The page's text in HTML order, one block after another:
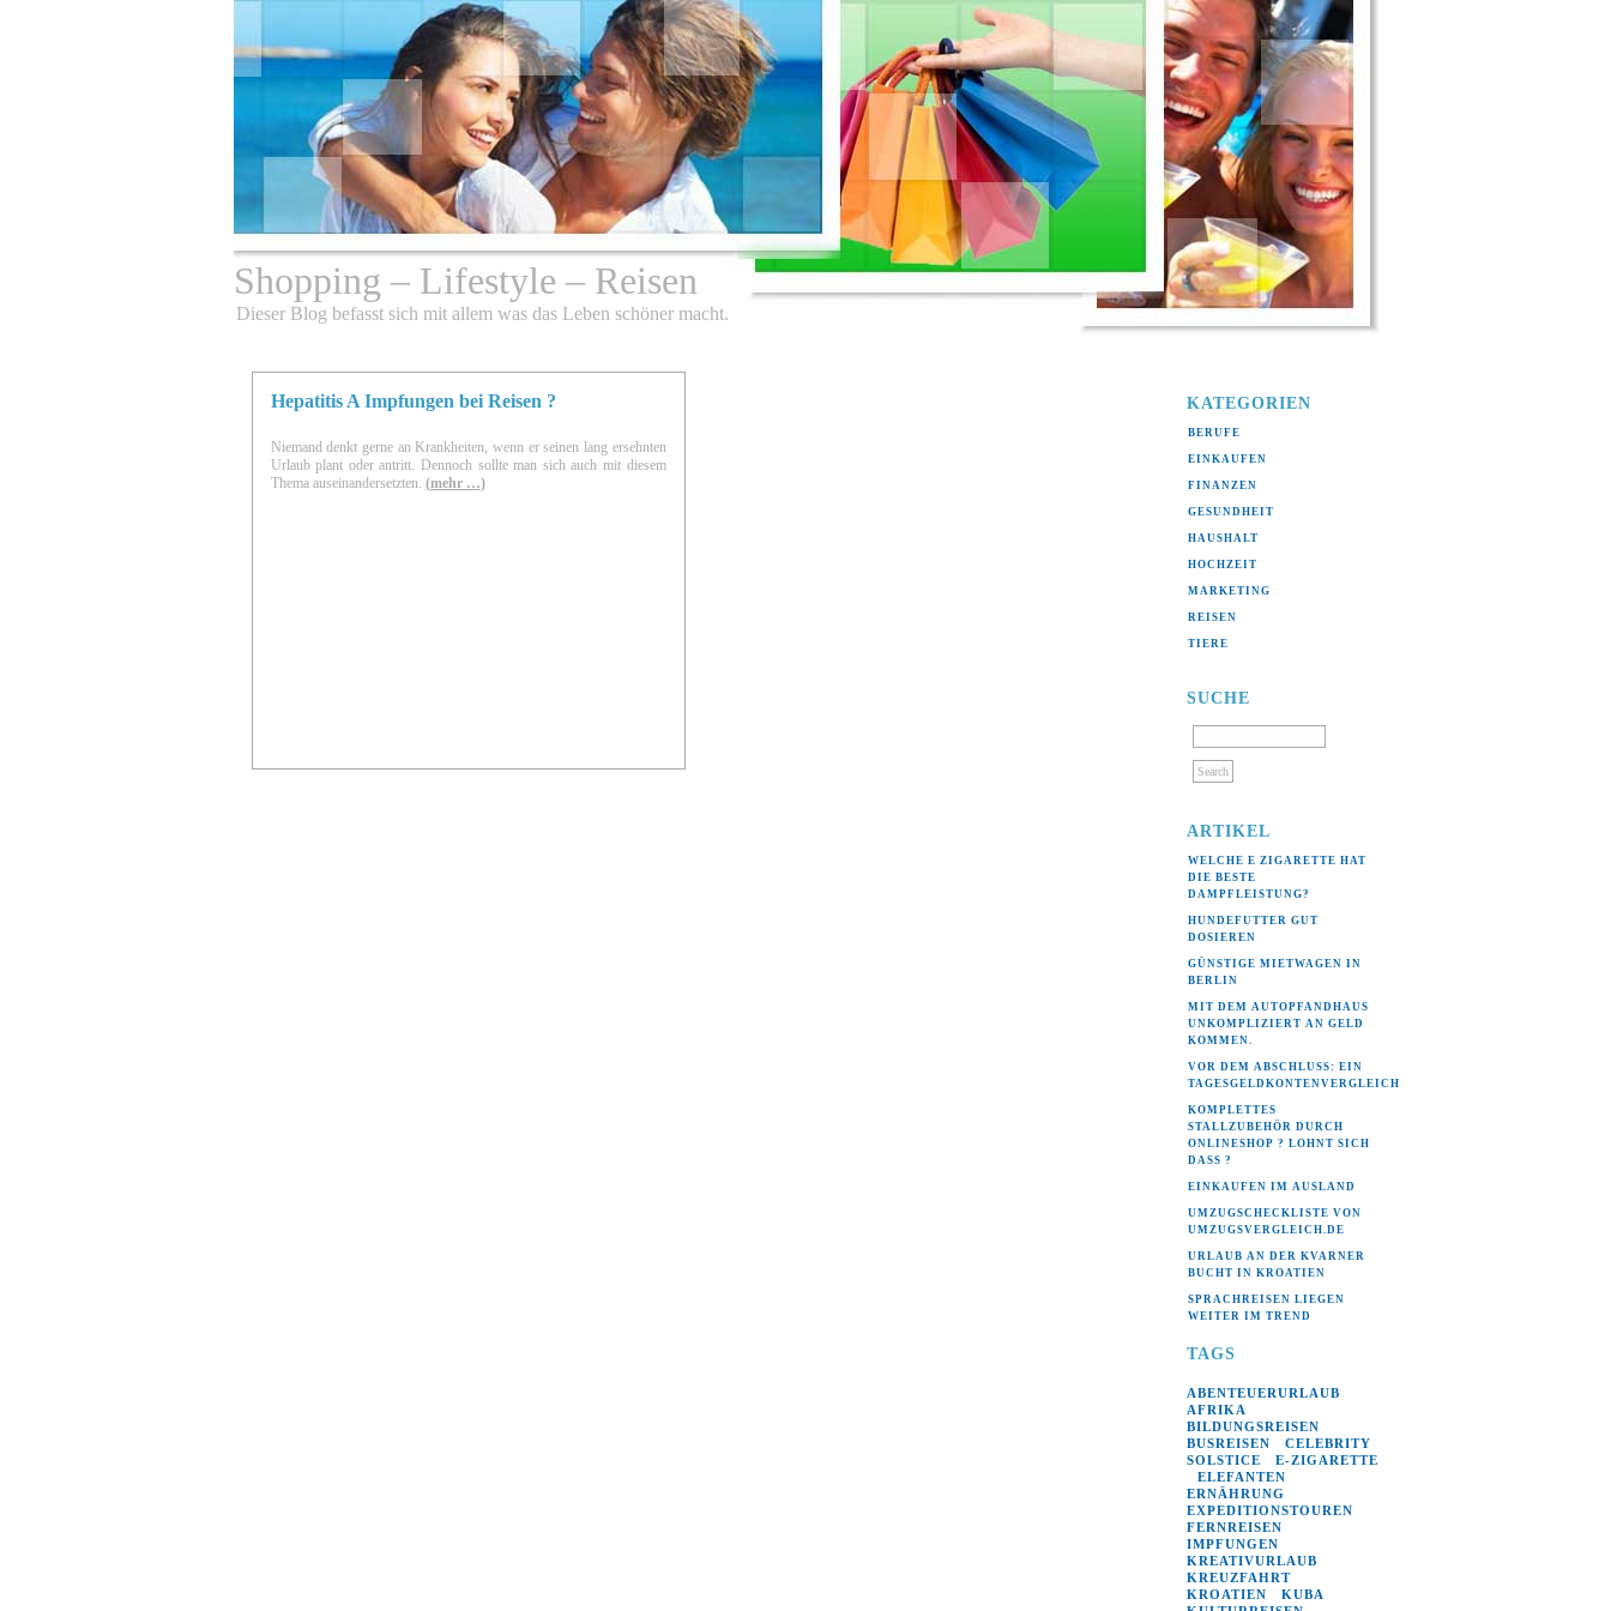
Shopping – Lifestyle – Reisen
Dieser Blog befasst sich mit allem was das Leben schöner macht.
Hepatitis A Impfungen bei Reisen ?
Niemand denkt gerne an Krankheiten, wenn er seinen lang ersehnten
Urlaub plant oder antritt. Dennoch sollte man sich auch mit diesem
Thema auseinandersetzten. (mehr …)
KATEGORIEN
BERUFE
EINKAUFEN
FINANZEN
GESUNDHEIT
HAUSHALT
HOCHZEIT
MARKETING
REISEN
TIERE
SUCHE
ARTIKEL
WELCHE E ZIGARETTE HAT
DIE BESTE
DAMPFLEISTUNG?
HUNDEFUTTER GUT
DOSIEREN
GÜNSTIGE MIETWAGEN IN
BERLIN
MIT DEM AUTOPFANDHAUS
UNKOMPLIZIERT AN GELD
KOMMEN.
VOR DEM ABSCHLUSS: EIN
TAGESGELDKONTENVERGLEICH
KOMPLETTES
STALLZUBEHÖR DURCH
ONLINESHOP ? LOHNT SICH
DASS ?
EINKAUFEN IM AUSLAND
UMZUGSCHECKLISTE VON
UMZUGSVERGLEICH.DE
URLAUB AN DER KVARNER
BUCHT IN KROATIEN
SPRACHREISEN LIEGEN
WEITER IM TREND
TAGS
ABENTEUERURLAUB
AFRIKA
BILDUNGSREISEN
BUSREISEN
CELEBRITY
SOLSTICE
E-ZIGARETTE
ELEFANTEN
ERNÄHRUNG
EXPEDITIONSTOUREN
FERNREISEN
IMPFUNGEN
KREATIVURLAUB
KREUZFAHRT*
KROATIEN KUBA